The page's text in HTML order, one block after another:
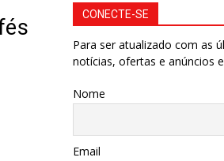
CONECTE-SE
Para ser atualizado com as
notícias, ofertas e anúncios
Nome
Email